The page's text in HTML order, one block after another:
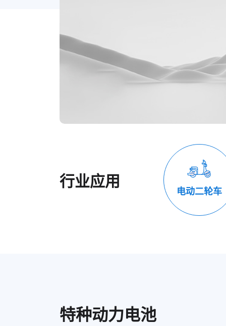
行业应用
电动二轮车
特种动力电池